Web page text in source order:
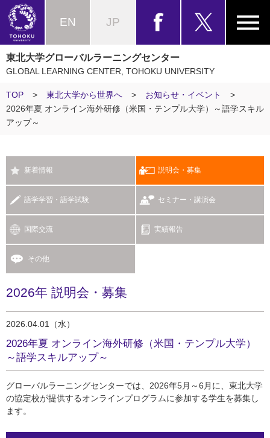
EN JP
東北大学グローバルラーニングセンター
GLOBAL LEARNING CENTER, TOHOKU UNIVERSITY
TOP > 東北大学から世界へ > お知らせ・イベント
>
2026年夏 オンライン海外研修（米国・テンプル大学）～語学スキル
アップ～
新着情報 説明会・募集
語学学習・語学試験 セミナー・講演会
国際交流 実績報告
その他
2026年 説明会・募集
2026.04.01（水）
2026年夏 オンライン海外研修（米国・テンプル大学）
～語学スキルアップ～
グローバルラーニングセンターでは、2026年5月～6月に、東北大学
の協定校が提供するオンラインプログラムに参加する学生を募集し
ます。